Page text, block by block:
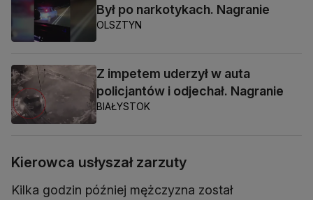
Był po narkotykach. Nagranie
OLSZTYN
Z impetem uderzył w auta
policjantów i odjechał. Nagranie
BIAŁYSTOK
Kierowca usłyszał zarzuty
Kilka godzin później mężczyzna został